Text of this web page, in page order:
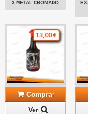
3 METAL CROMADO
13,00 €
Comprar
Ver